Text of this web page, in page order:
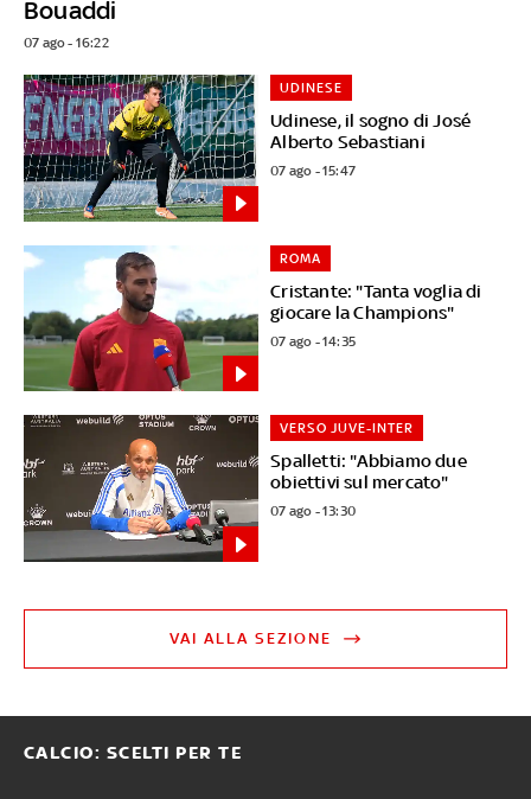
Bouaddi
07 ago - 16:22
Udinese, il sogno di José
Alberto Sebastiani
UDINESE
07 ago - 15:47
Cristante: "Tanta voglia di
giocare la Champions"
ROMA
07 ago - 14:35
Spalletti: "Abbiamo due
obiettivi sul mercato"
VERSO JUVE-INTER
07 ago - 13:30
VAI ALLA SEZIONE
CALCIO: SCELTI PER TE